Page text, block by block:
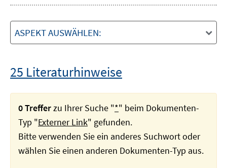
ASPEKT AUSWÄHLEN:
25 Literaturhinweise
0 Trefferzu Ihrer Suche "*" beim Dokumenten-
Typ "Externer Link" gefunden.
Bitte verwenden Sie ein anderes Suchwort oder
wählen Sie einen anderen Dokumenten-Typ aus.